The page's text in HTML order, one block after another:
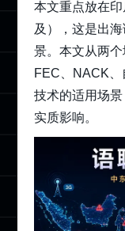
本文重点放在
及），这是出
景。本文从两
FEC、NACK、
技术的适用场
实质影响。